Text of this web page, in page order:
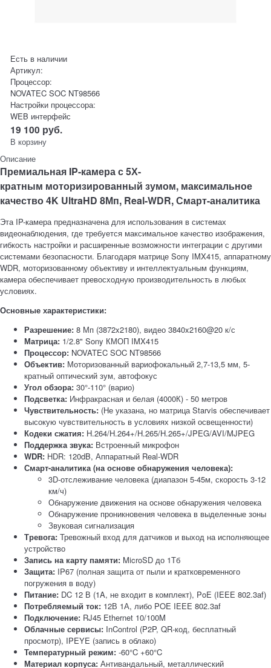
Есть в наличии
Артикул:
Процессор:
NOVATEC SOC NT98566
Настройки процессора:
WEB интерфейс
19 100 руб.
В корзину
Описание
Премиальная IP-камера с 5Х-
кратным моторизированный зумом, максимальное
качество 4K UltraHD 8Мп, Real-WDR, Смарт-аналитика
Эта IP-камера предназначена для использования в системах
видеонаблюдения, где требуется максимальное качество изображения,
гибкость настройки и расширенные возможности интеграции с другими
системами безопасности. Благодаря матрице Sony IMX415, аппаратному
WDR, моторизованному объективу и интеллектуальным функциям,
камера обеспечивает превосходную производительность в любых
условиях.
Основные характеристики:
Разрешение: 8 Мп (3872x2180), видео 3840x2160@20 к/с
Матрица: 1/2.8" Sony КМОП IMX415
Процессор: NOVATEC SOC NT98566
Объектив: Моторизованный вариофокальный 2,7-13,5 мм, 5-
кратный оптический зум, автофокус
Угол обзора: 30°-110° (варио)
Подсветка: Инфракрасная и белая (4000К) - 50 метров
Чувствительность: (Не указана, но матрица Starvis обеспечивает
высокую чувствительность в условиях низкой освещенности)
Кодеки сжатия: H.264/H.264+/H.265/H.265+/JPEG/AVI/MJPEG
Поддержка звука: Встроенный микрофон
WDR: HDR: 120dB, Аппаратный Real-WDR
Смарт-аналитика (на основе обнаружения человека):
3D-отслеживание человека (диапазон 5-45м, скорость 3-12
км/ч)
Обнаружение движения на основе обнаружения человека
Обнаружение проникновения человека в выделенные зоны
Звуковая сигнализация
Тревога: Тревожный вход для датчиков и выход на исполняющее
устройство
Запись на карту памяти: MicroSD до 1Тб
Защита: IP67 (полная защита от пыли и кратковременного
погружения в воду)
Питание: DC 12 В (1A, не входит в комплект), PoE (IEEE 802.3af)
Потребляемый ток: 12В 1А, либо POE IEEE 802.3af
Подключение: RJ45 Ethernet 10/100M
Облачные сервисы: InControl (P2P, QR-код, бесплатный
просмотр), IPEYE (запись в облако)
Температурный режим: -60°C +60°C
Материал корпуса: Антивандальный, металлический